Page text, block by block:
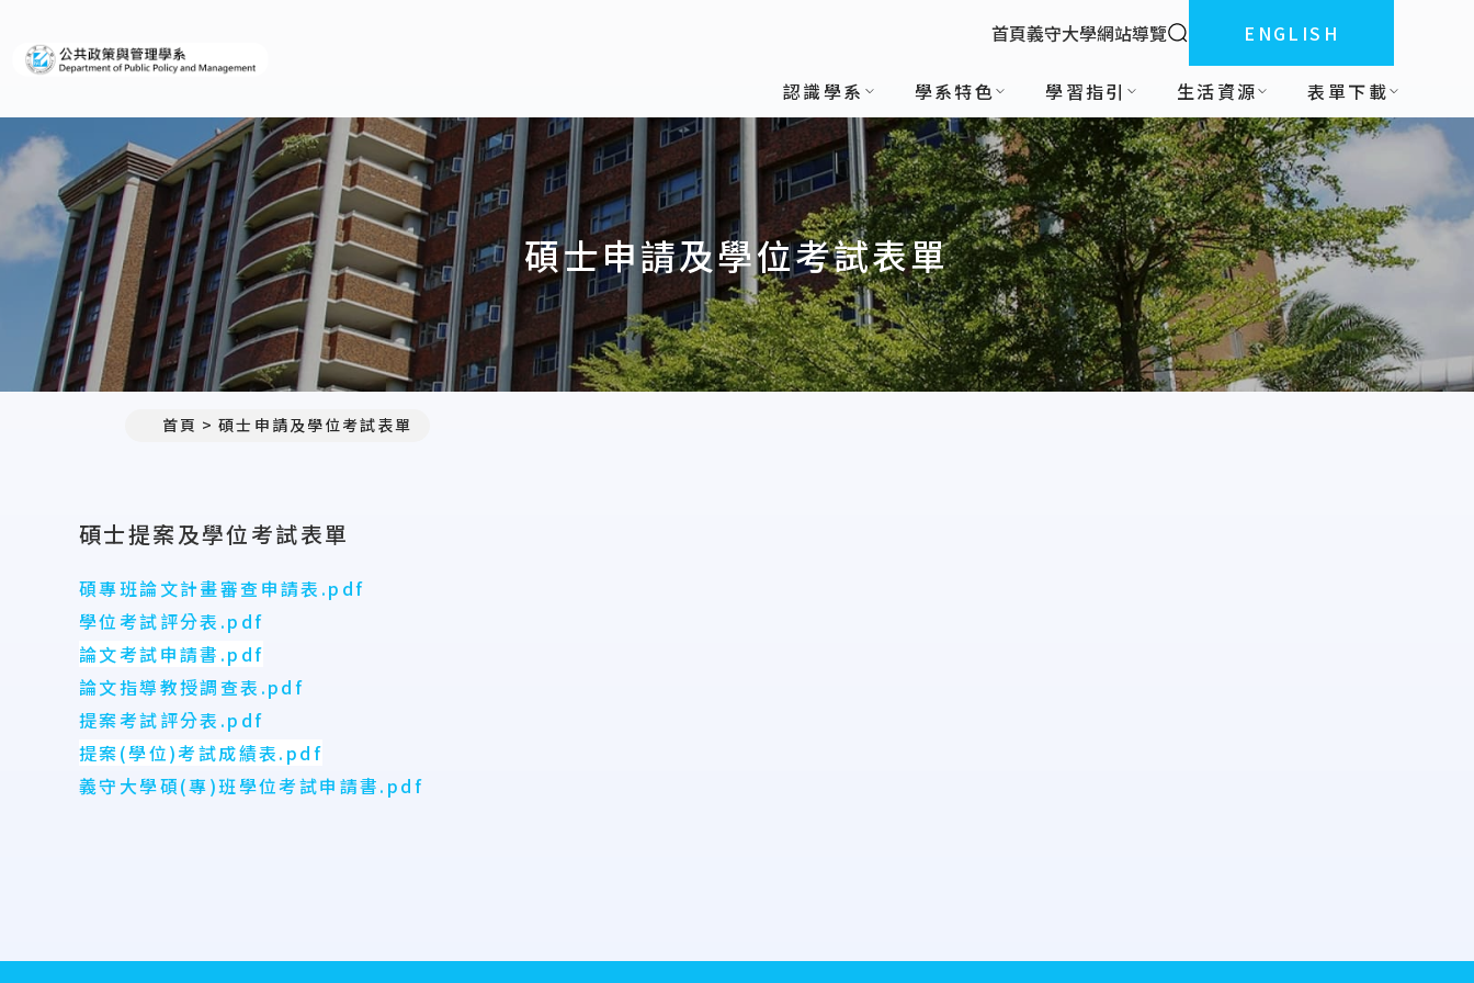
:::
首頁義守大學網站導覽 全站搜索ENGLISH
認識學系 學系特色 學習指引 生活資源 表單下載
碩士申請及學位考試表單
首頁 碩士申請及學位考試表單
碩士提案及學位考試表單
碩專班論文計畫審查申請表.pdf
學位考試評分表.pdf
論文考試申請書.pdf
論文指導教授調查表.pdf
提案考試評分表.pdf
提案(學位)考試成績表.pdf
義守大學碩(專)班學位考試申請書.pdf